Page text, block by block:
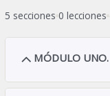
5 secciones 0 lecciones
MÓDULO